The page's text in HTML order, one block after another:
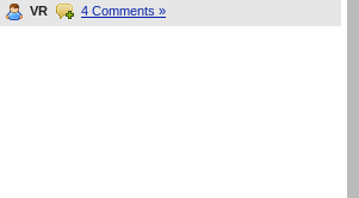
VR 4 Comments »